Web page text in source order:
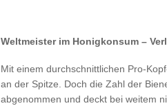
Weltmeister im Honigkonsum –
Mit einem durchschnittlichen Pro-
an der Spitze. Doch die Zahl der
abgenommen und deckt bei weitem